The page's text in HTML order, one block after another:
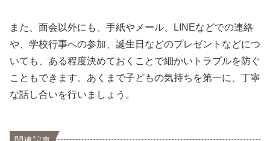
また、面会以外にも、手紙やメール、LINEなどでの連絡
や、学校行事への参加、誕生日などのプレゼントなどにつ
いても、ある程度決めておくことで細かいトラブルを防ぐ
こともできます。あくまで子どもの気持ちを第一に、丁寧
な話し合いを行いましょう。